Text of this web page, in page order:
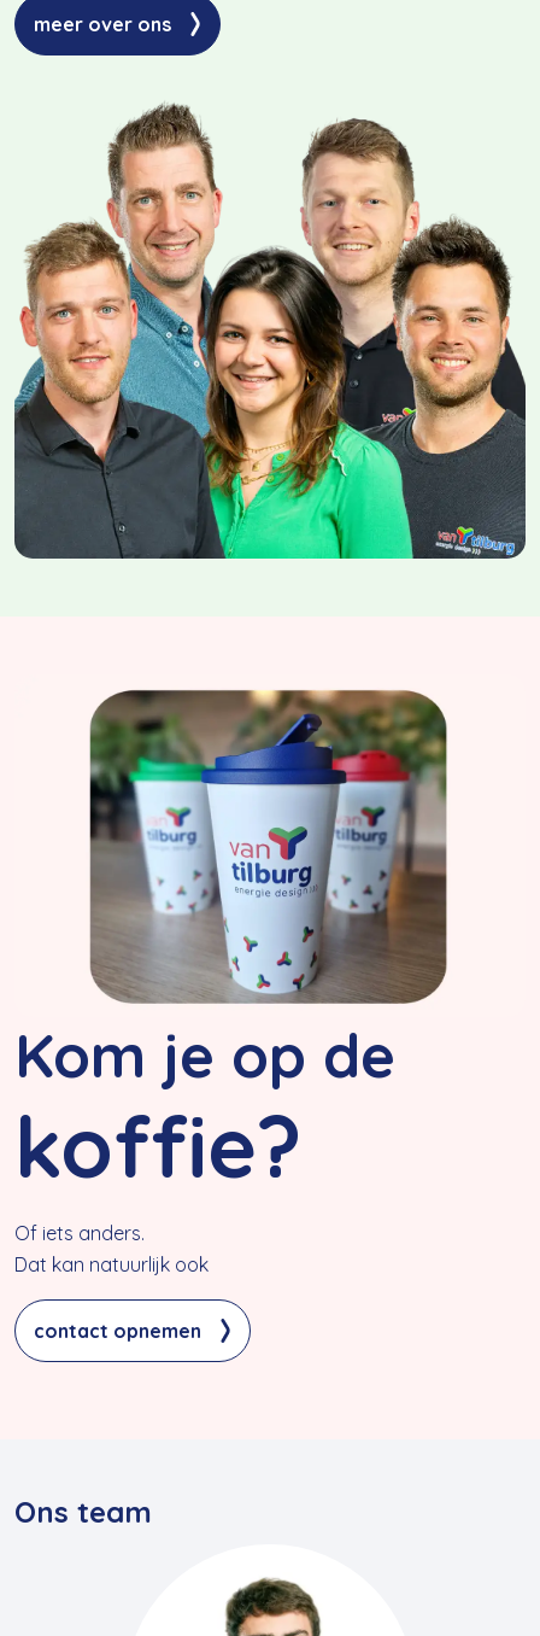
meer over ons
Kom je op de
koffie?
Of iets anders.
Dat kan natuurlijk ook
contact opnemen
Ons team